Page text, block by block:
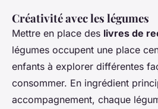
Créativité avec les légumes
Mettre en place des livres de
légumes occupent une place
enfants à explorer différentes
consommer. En ingrédient
accompagnement, chaque